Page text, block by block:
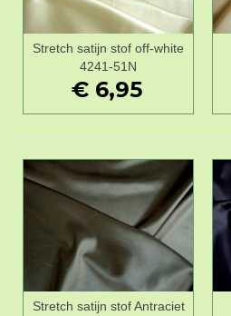
Stretch satijn stof off-white
4241-51N
€ 6,95
Stretch satijn stof Antraciet